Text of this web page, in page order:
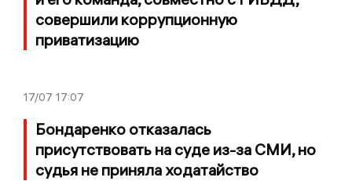
совершили коррупционную
приватизацию
17/07 17:07
Бондаренко отказалась
присутствовать на суде из-за СМИ, но
судья не приняла ходатайство